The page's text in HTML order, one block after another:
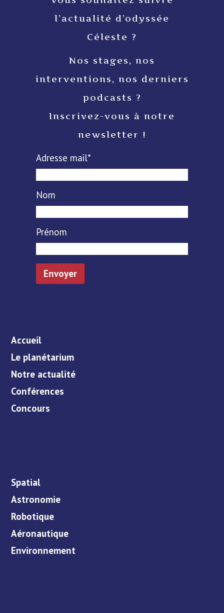
l’actualité d’odyssée
Céleste ?
Nos stages, nos
interventions, nos derniers
podcasts ?
Inscrivez-vous à notre
newsletter !
Adresse mail*
Nom
Prénom
Accueil
Le planétarium
Notre actualité
Conférences
Concours
Spatial
Astronomie
Robotique
Aéronautique
Environnement